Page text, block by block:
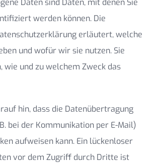
Daten sind Daten, mit denen Sie
werden können. Die
erläutert, welche
und wofür wir sie nutzen. Sie
wie und zu welchem Zweck das
hin, dass die Datenübertragung
bei der Kommunikation per E-Mail)
aufweisen kann. Ein lückenloser
vor dem Zugriff durch Dritte ist